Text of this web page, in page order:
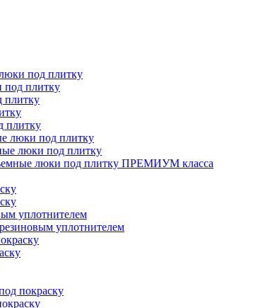
под плитку
плитку
люки под плитку
люки под плитку
люки под плитку ПРЕМИУМ класса
уплотнителем
уплотнителем
покраску